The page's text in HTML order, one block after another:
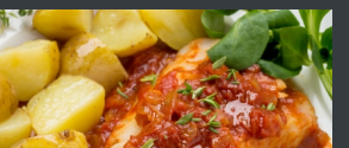
преди 1 година
Работа за общи работници